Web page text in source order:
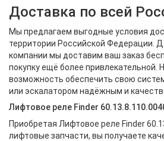
Доставка по всей
Мы предлагаем выгодные условия
территории Российской Федерации.
компании мы доставим ваш заказ
покупку ещё более привлекательной.
возможность обеспечить свою
или эскалатором надёжным и
Лифтовое реле Finder
Приобретая Лифтовое реле Finder
лифтовые запчасти, вы получаете